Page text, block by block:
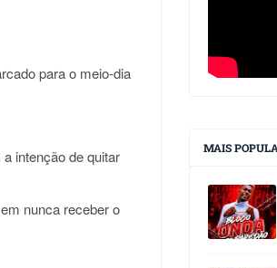
para o meio-dia
intenção de quitar
nunca receber o
MAIS